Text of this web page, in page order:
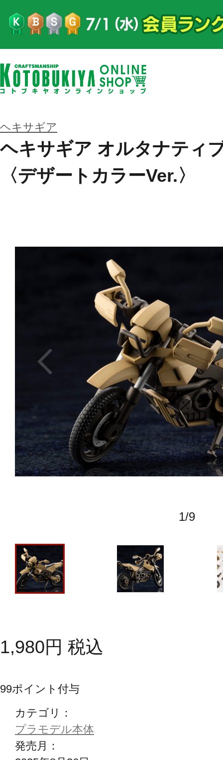
ヘキサギア
ヘキサギア オルタナティ
〈デザートカラーVer.〉
1/9
1,980円 税込
99ポイント付与
カテゴリ：
プラモデル本体
発売月：